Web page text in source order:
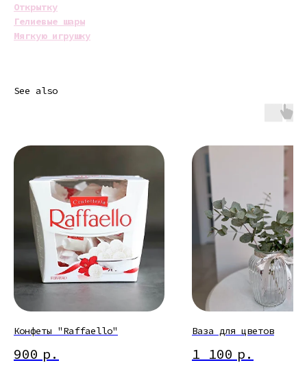
Открытку
Гелиевые шары
Мягкую игрушку
See also
Конфеты "Raffaello"
900 р.
Ваза для цветов
1 100 р.